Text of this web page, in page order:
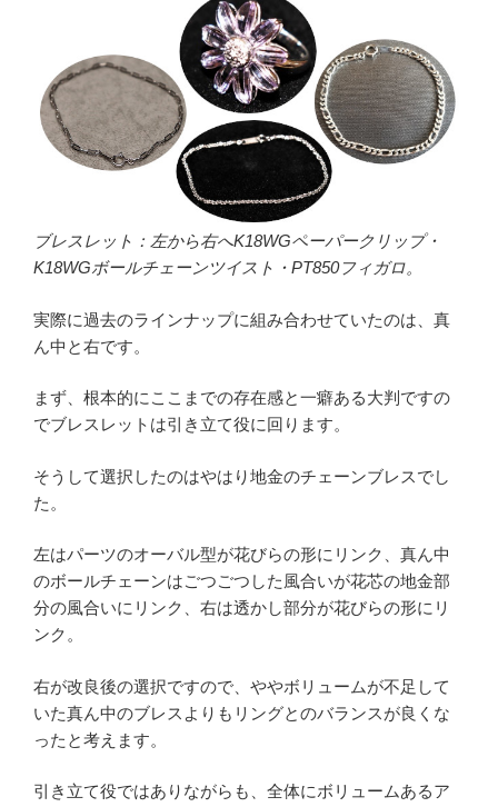
ブレスレット：左から右へK18WGペーパークリップ・
K18WGボールチェーンツイスト・PT850フィガロ。
実際に過去のラインナップに組み合わせていたのは、真
ん中と右です。
まず、根本的にここまでの存在感と一癖ある大判ですの
でブレスレットは引き立て役に回ります。
そうして選択したのはやはり地金のチェーンブレスでし
た。
左はパーツのオーバル型が花びらの形にリンク、真ん中
のボールチェーンはごつごつした風合いが花芯の地金部
分の風合いにリンク、右は透かし部分が花びらの形にリ
ンク。
右が改良後の選択ですので、ややボリュームが不足して
いた真ん中のブレスよりもリングとのバランスが良くな
ったと考えます。
引き立て役ではありながらも、全体にボリュームあるア